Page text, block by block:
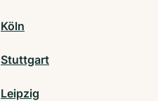
Köln
Stuttgart
Leipzig